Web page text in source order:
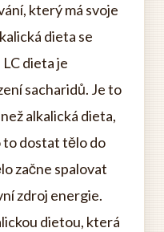
který má svoje
dieta se
dieta je
sacharidů. Je to
alkalická dieta,
to dostat tělo do
začne spalovat
zdroj energie.
dietou, která